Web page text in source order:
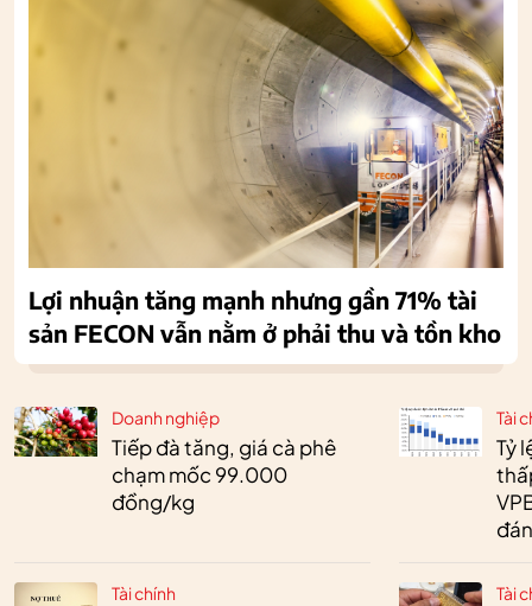
Doanh nghiệp
Tiếp đà tăng, giá cà phê
chạm mốc 99.000
đồng/kg
Tài chính
Tài
Tỷ
Tài
Lợi nhuận tăng mạnh nhưng gần 71% tài
sản FECON vẫn nằm ở phải thu và tồn kho